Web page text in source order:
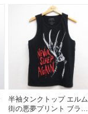
半袖タンクトップ エルム
街の悪夢プリント ブラッ